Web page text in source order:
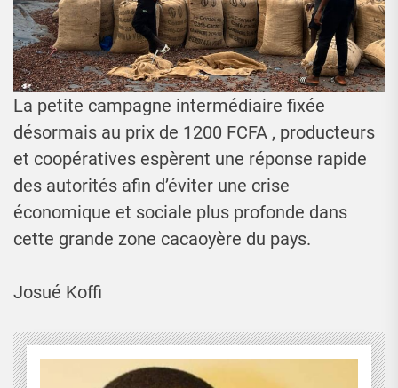
La petite campagne intermédiaire fixée
désormais au prix de 1200 FCFA , producteurs
et coopératives espèrent une réponse rapide
des autorités afin d’éviter une crise
économique et sociale plus profonde dans
cette grande zone cacaoyère du pays.
Josué Koffi